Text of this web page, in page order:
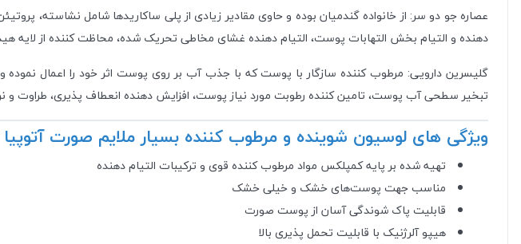
عصاره جو دو سر: از خانواده گندمیان بوده و حاوی مقادیر زیادی از پلی ساکارید‌ها شامل نشاسته،
دهنده و التیام بخش التهابات پوست، التیام دهنده غشای مخاطی تحریک شده، محاظت کننده از لایه
گلیسرین دارویی: مرطوب کننده سازگار با پوست که با جذب آب بر روی پوست اثر خود را اعمال
تبخیر سطحی آب پوست، تامین کننده رطوبت مورد نیاز پوست، افزایش دهنده انعطاف پذیری، طراوت
ویژگی های لوسیون شوینده و مرطوب کننده بسیار ملایم صورت آتوپیا
تهیه شده بر پایه کمپلکس مواد مرطوب کننده قوی و ترکیبات التیام دهنده
مناسب جهت پوست‌های خشک و خیلی خشک
قابلیت پاک شوندگی آسان از پوست صورت
هیپو آلرژنیک با قابلیت تحمل پذیری بالا